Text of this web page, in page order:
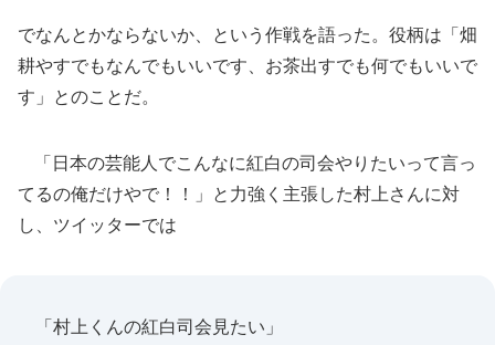
でなんとかならないか、という作戦を語った。役柄は「畑
耕やすでもなんでもいいです、お茶出すでも何でもいいで
す」とのことだ。
「日本の芸能人でこんなに紅白の司会やりたいって言っ
てるの俺だけやで！！」と力強く主張した村上さんに対
し、ツイッターでは
「村上くんの紅白司会見たい」